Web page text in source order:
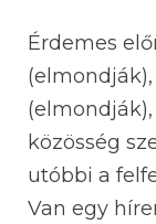
Érdemes
közösség
utóbbi a
Van egy